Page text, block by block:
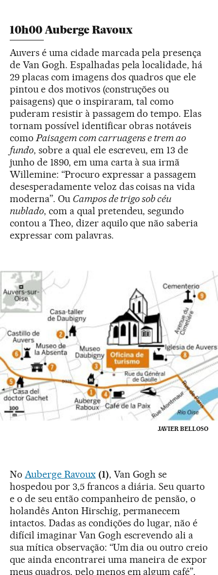
10h00 Auberge Ravoux
Auvers é uma cidade marcada pela presença
de Van Gogh. Espalhadas pela localidade, há
29 placas com imagens dos quadros que ele
pintou e dos motivos (construções ou
paisagens) que o inspiraram, tal como
puderam resistir à passagem do tempo. Elas
tornam possível identificar obras notáveis
como Paisagem com carruagens e trem ao
fundo, sobre a qual ele escreveu, em 13 de
junho de 1890, em uma carta à sua irmã
Willemine: “Procuro expressar a passagem
desesperadamente veloz das coisas na vida
moderna”. Ou Campos de trigo sob céu
nublado, com a qual pretendeu, segundo
contou a Theo, dizer aquilo que não saberia
expressar com palavras.
JAVIER BELLOSO
No Auberge Ravoux (1), Van Gogh se
hospedou por 3,5 francos a diária. Seu quarto
e o de seu então companheiro de pensão, o
holandês Anton Hirschig, permanecem
intactos. Dadas as condições do lugar, não é
difícil imaginar Van Gogh escrevendo ali a
sua mítica observação: “Um dia ou outro creio
que ainda encontrarei uma maneira de expor
meus quadros, pelo menos em algum café”.